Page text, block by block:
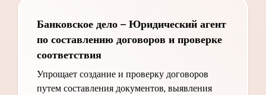
Банковское дело – Юридический агент
по составлению договоров и проверке
соответствия
Упрощает создание и проверку договоров
путем составления документов, выявления